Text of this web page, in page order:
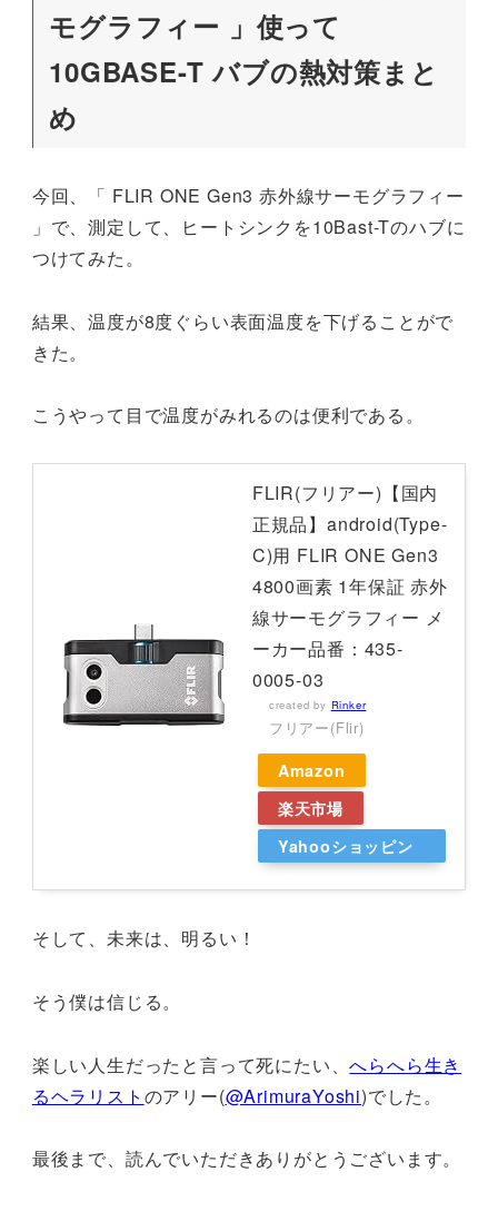
モグラフィー 」使って
10GBASE-T バブの熱対策まと
め
今回、「 FLIR ONE Gen3 赤外線サーモグラフィー
」で、測定して、ヒートシンクを10Bast-Tのハブに
つけてみた。
結果、温度が8度ぐらい表面温度を下げることがで
きた。
こうやって目で温度がみれるのは便利である。
FLIR(フリアー)【国内
正規品】android(Type-
C)用 FLIR ONE Gen3
4800画素 1年保証 赤外
線サーモグラフィー メ
ーカー品番：435-
0005-03
created by Rinker
フリアー(Flir)
Amazon
楽天市場
Yahooショッピン
そして、未来は、明るい！
そう僕は信じる。
楽しい人生だったと言って死にたい、へらへら生き
るヘラリスト のアリー(@ArimuraYoshi)でした。
最後まで、読んでいただきありがとうございます。